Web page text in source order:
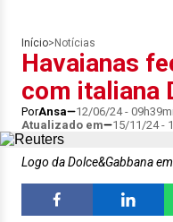
Início> Notícias
Havaianas
com italiana
PorAnsa 12/06/24 -
Atualizado em
15/11/24 -
Logo da Dolce&Gabbana